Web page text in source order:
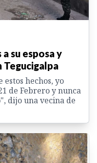
su esposa y
Tegucigalpa
hechos, yo
de Febrero y nunca
dijo una vecina de